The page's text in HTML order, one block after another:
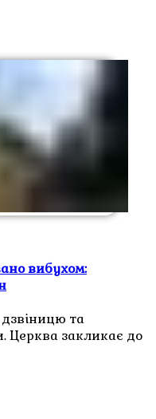
вибухом:
дзвіницю та
Церква закликає до